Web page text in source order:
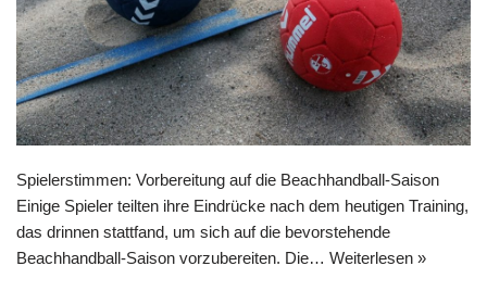
Spielerstimmen: Vorbereitung auf die Beachhandball-Saison
Einige Spieler teilten ihre Eindrücke nach dem heutigen Training,
das drinnen stattfand, um sich auf die bevorstehende
Beachhandball-Saison vorzubereiten. Die… Weiterlesen »